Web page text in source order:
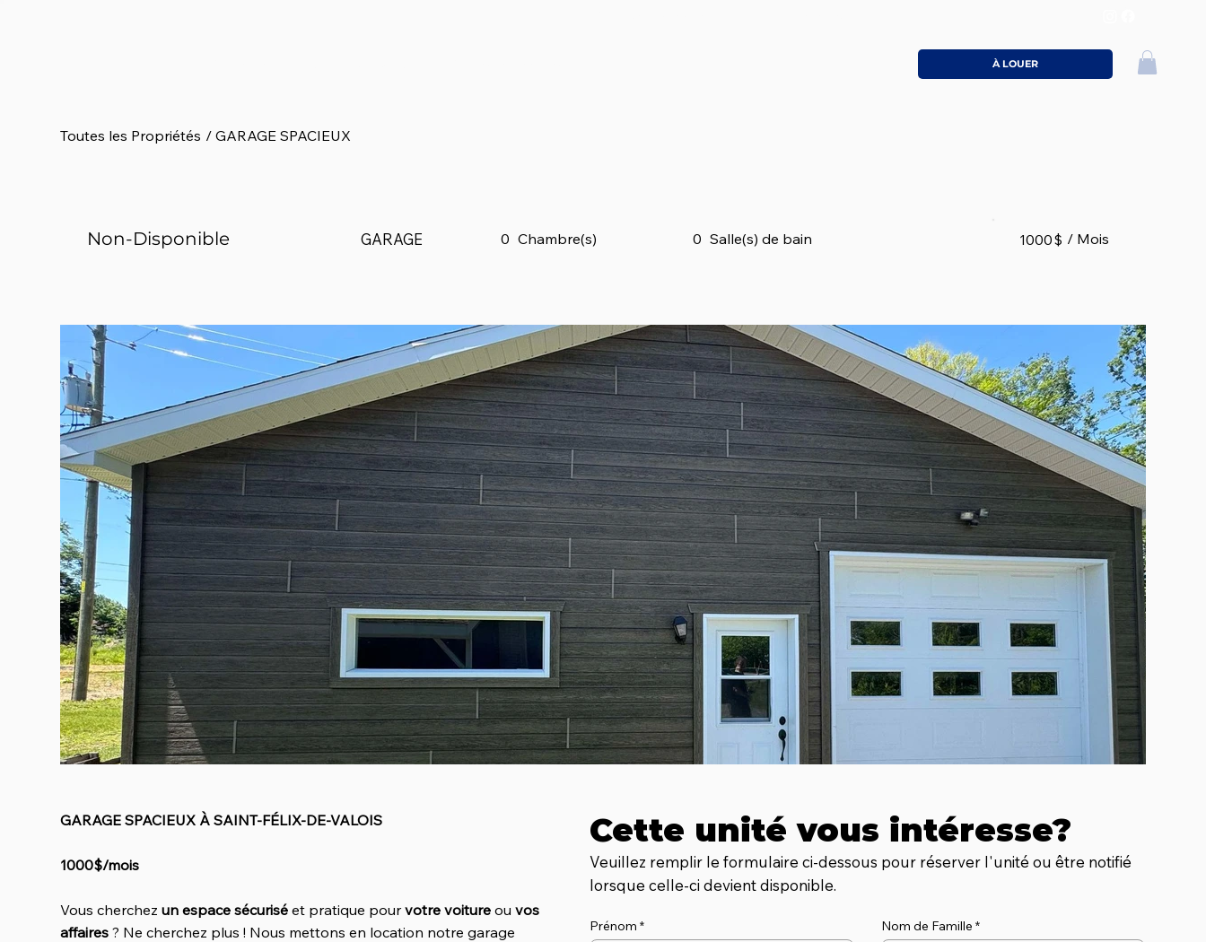
À LOUER
Cette unité vous intéresse?
Veuillez remplir le formulaire ci-dessous pour réserver l'unité ou être notifié
lorsque celle-ci devient disponible.
Prénom Nom de Famille
Toutes les Propriétés / GARAGE SPACIEUX
GARAGE SPACIEUX À SAINT-FÉLIX-DE-VALOIS
1000$/mois
Vous cherchezun espace sécuriséet pratique pourvotre voiture ouvos
affaires ? Ne cherchez plus ! Nous mettons en location notre garage
Non-Disponible GARAGE 0 Chambre(s) 0 Salle(s) de bain 1000$ / Mois